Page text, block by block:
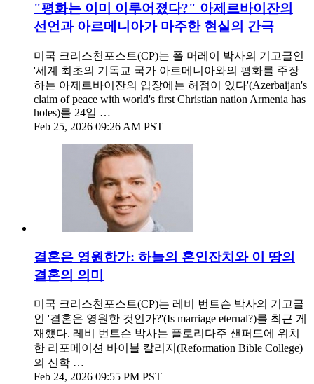
"평화는 이미 이루어졌다?" 아제르바이잔의
선언과 아르메니아가 마주한 현실의 간극
미국 크리스천포스트(CP)는 폴 머레이 박사의 기고글인
'세계 최초의 기독교 국가 아르메니아와의 평화를 주장
하는 아제르바이잔의 입장에는 허점이 있다'(Azerbaijan's
claim of peace with world's first Christian nation Armenia has
holes)를 24일 …
Feb 25, 2026 09:26 AM PST
결혼은 영원한가: 하늘의 혼인잔치와 이 땅의
결혼의 의미
미국 크리스천포스트(CP)는 레비 번트슨 박사의 기고글
인 '결혼은 영원한 것인가?'(Is marriage eternal?)를 최근 게
재했다. 레비 번트슨 박사는 플로리다주 샌퍼드에 위치
한 리포메이션 바이블 칼리지(Reformation Bible College)
의 신학 …
Feb 24, 2026 09:55 PM PST